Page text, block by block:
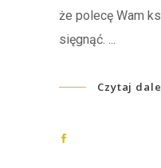
że polecę Wam
sięgnąć.
Czytaj